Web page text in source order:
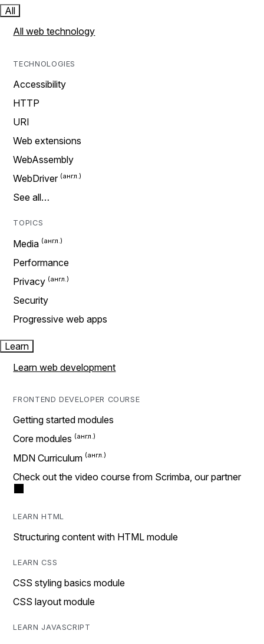
All
All web technology
TECHNOLOGIES
Accessibility
HTTP
URI
Web extensions
WebAssembly
WebDriver
See all…
TOPICS
Media
Performance
Privacy
Security
Progressive web apps
Learn
Learn web development
FRONTEND DEVELOPER COURSE
Getting started modules
Core modules
MDN Curriculum
Check out the video course from Scrimba, our partner
LEARN HTML
Structuring content with HTML module
LEARN CSS
CSS styling basics module
CSS layout module
LEARN JAVASCRIPT